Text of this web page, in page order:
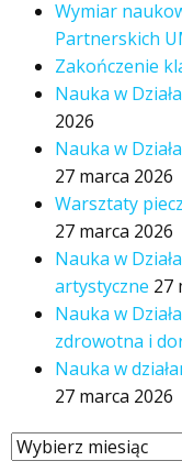
Wymiar
Partnerskich
Zakończenie
Nauka w
2026
Nauka w
27 marca 2026
Warsztaty
27 marca 2026
Nauka w
artystyczne 27
Nauka w
zdrowotna i
Nauka w
27 marca 2026